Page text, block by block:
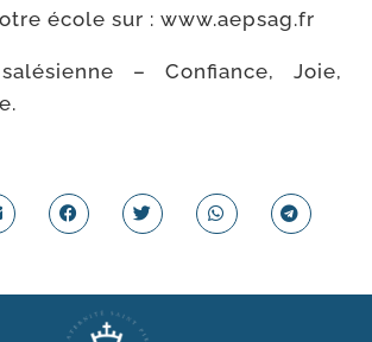
école sur : www​.aep​sag​.fr
– Confiance, Joie,